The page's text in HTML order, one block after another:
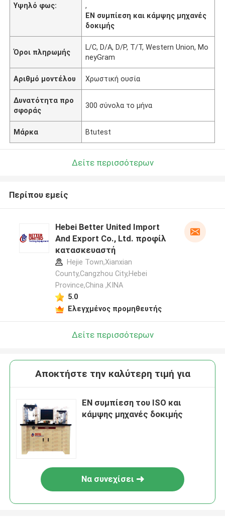
Υψηλό φως:
,
EN συμπίεση και κάμψης μηχανές
δοκιμής
Όροι πληρωμής
L/C, D/A, D/P, T/T, Western Union, Mo
neyGram
Αριθμό μοντέλου Χρωστική ουσία
Δυνατότητα προ
σφοράς
300 σύνολα το μήνα
Μάρκα Btutest
Δείτε περισσότερων
Περίπου εμείς
Hebei Better United Import
And Export Co., Ltd. προφίλ
κατασκευαστή
Hejie Town,Xianxian
County,Cangzhou City,Hebei
Province,China ,ΚΙΝΑ
5.0
Ελεγχμένος προμηθευτής
Δείτε περισσότερων
Αποκτήστε την καλύτερη τιμή για
EN συμπίεση του ISO και
κάμψης μηχανές δοκιμής
Να συνεχίσει